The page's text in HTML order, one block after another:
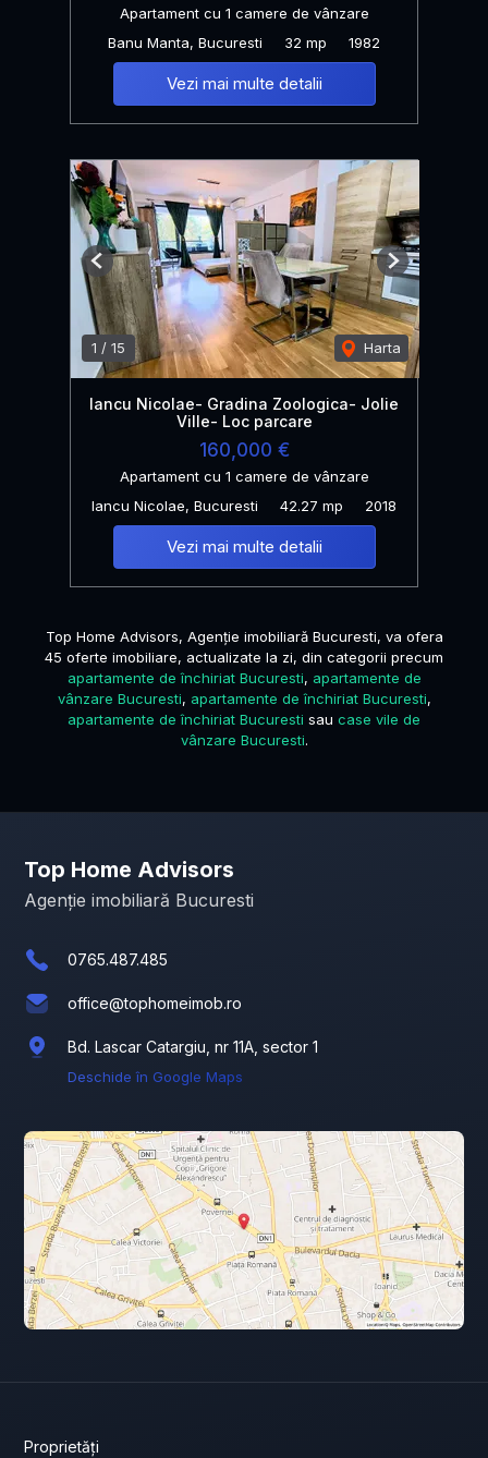
Apartament cu 1 camere de vânzare
Banu Manta, Bucuresti
32 mp 1982
Vezi mai multe detalii
1 / 15 Harta
Previous Next
Iancu Nicolae- Gradina Zoologica- Jolie
Ville- Loc parcare
160,000 €
Apartament cu 1 camere de vânzare
Iancu Nicolae, Bucuresti
42.27 mp 2018
Vezi mai multe detalii
Top Home Advisors, Agenție imobiliară Bucuresti, va ofera
45 oferte imobiliare, actualizate la zi, din categorii precum
apartamente de închiriat Bucuresti, apartamente de
vânzare Bucuresti, apartamente de închiriat Bucuresti,
apartamente de închiriat Bucuresti sau case vile de
vânzare Bucuresti.
Top Home Advisors
Agenție imobiliară Bucuresti
0765.487.485
office@tophomeimob.ro
Bd. Lascar Catargiu, nr 11A, sector 1
Deschide în Google Maps
Proprietăți